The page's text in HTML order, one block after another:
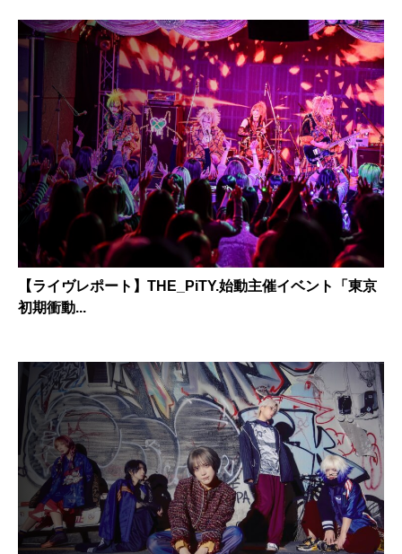
【ライヴレポート】THE_PiTY.始動主催イベント「東京
初期衝動...